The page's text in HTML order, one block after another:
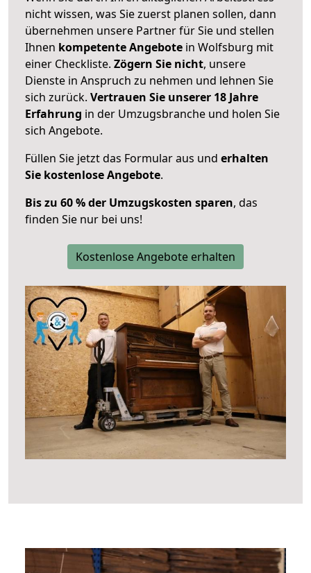
nicht wissen, was Sie zuerst planen sollen, dann
übernehmen unsere Partner für Sie und stellen
Ihnen kompetente Angebote in Wolfsburg mit
einer Checkliste. Zögern Sie nicht, unsere
Dienste in Anspruch zu nehmen und lehnen Sie
sich zurück. Vertrauen Sie unserer 18 Jahre
Erfahrung in der Umzugsbranche und holen Sie
sich Angebote.
Füllen Sie jetzt das Formular aus und erhalten
Sie kostenlose Angebote.
Bis zu 60 % der Umzugskosten sparen, das
finden Sie nur bei uns!
Kostenlose Angebote erhalten